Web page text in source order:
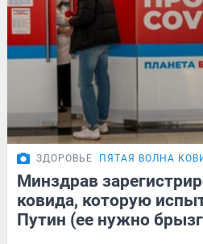
ЗДОРОВЬЕ ПЯТАЯ ВОЛНА
Минздрав
ковида, которую
Путин (ее нужно